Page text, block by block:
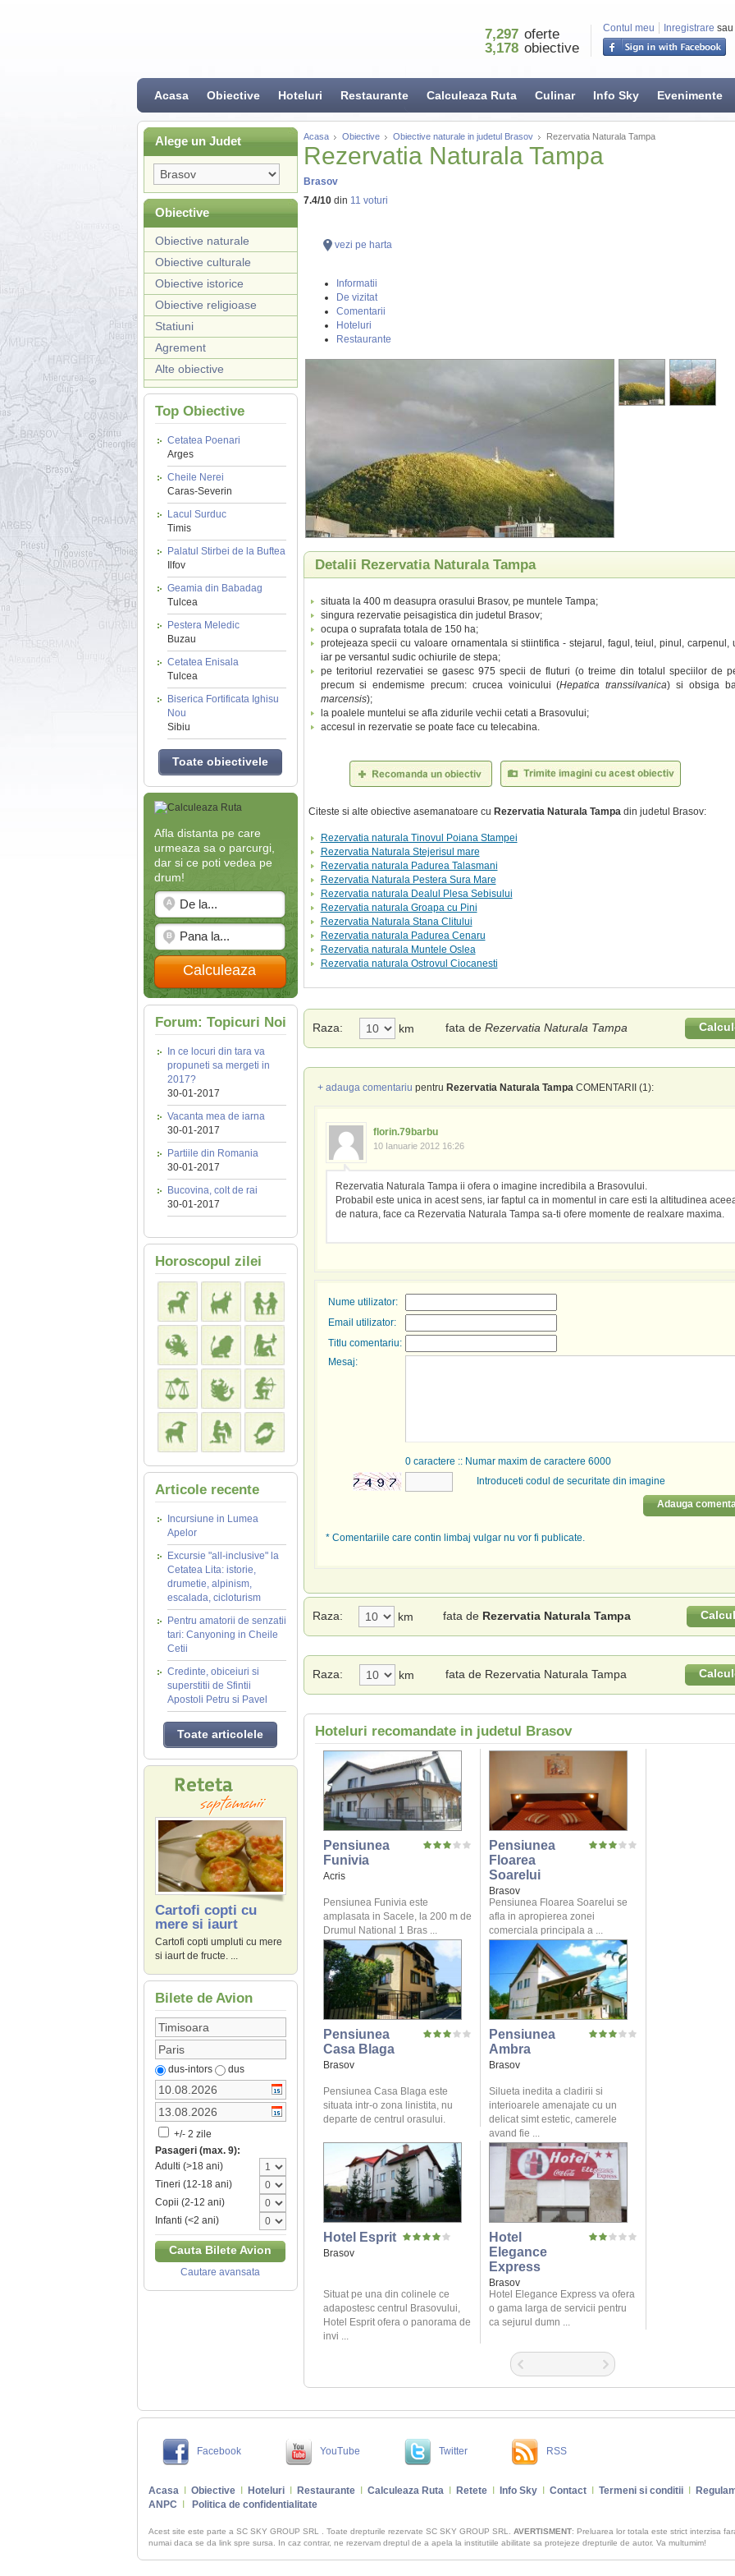
Contul meu Inregistrare sau
7,297 oferte
3,178 obiective
Acasa Obiective Hoteluri Restaurante Calculeaza Ruta Culinar Info Sky Evenimente
Alege un Judet
Obiective
Obiective naturale
Obiective culturale
Obiective istorice
Obiective religioase
Statiuni
Agrement
Alte obiective
Top Obiective
Cetatea Poenari
Arges
Cheile Nerei
Caras-Severin
Lacul Surduc
Timis
Palatul Stirbei de la Buftea
Ilfov
Geamia din Babadag
Tulcea
Pestera Meledic
Buzau
Cetatea Enisala
Tulcea
Biserica Fortificata Ighisu
Nou
Sibiu
Toate obiectivele
Afla distanta pe care
urmeaza sa o parcurgi,
dar si ce poti vedea pe
drum!
Calculeaza
Forum: Topicuri Noi
In ce locuri din tara va
propuneti sa mergeti in
2017?
30-01-2017
Vacanta mea de iarna
30-01-2017
Partiile din Romania
30-01-2017
Bucovina, colt de rai
30-01-2017
Horoscopul zilei
Articole recente
Incursiune in Lumea
Apelor
Excursie "all-inclusive" la
Cetatea Lita: istorie,
drumetie, alpinism,
escalada, cicloturism
Pentru amatorii de senzatii
tari: Canyoning in Cheile
Cetii
Credinte, obiceiuri si
superstitii de Sfintii
Apostoli Petru si Pavel
Toate articolele
Cartofi copti cu
mere si iaurt
Cartofi copti umpluti cu mere
si iaurt de fructe. ...
Bilete de Avion
dus-intors dus
+/- 2 zile
Pasageri (max. 9):
Adulti (>18 ani)
Tineri (12-18 ani)
Copii (2-12 ani)
Infanti (<2 ani)
Cauta Bilete Avion
Cautare avansata
Acasa Obiective Obiective naturale in judetul Brasov Rezervatia Naturala Tampa
Rezervatia Naturala Tampa
Brasov
7.4/10din 11 voturi
vezi pe harta
Informatii
De vizitat
Comentarii
Hoteluri
Restaurante
Detalii Rezervatia Naturala Tampa
situata la 400 m deasupra orasului Brasov, pe muntele Tampa;
singura rezervatie peisagistica din judetul Brasov;
ocupa o suprafata totala de 150 ha;
protejeaza specii cu valoare ornamentala si stiintifica - stejarul, fagul, teiul, pinul, carpenul,
iar pe versantul sudic ochiurile de stepa;
pe teritoriul rezervatiei se gasesc 975 specii de fluturi (o treime din totalul speciilor de
precum si endemisme precum: crucea voinicului (Hepatica transsilvanica) si obsiga
marcensis);
la poalele muntelui se afla zidurile vechii cetati a Brasovului;
accesul in rezervatie se poate face cu telecabina.
Citeste si alte obiective asemanatoare cu Rezervatia Naturala Tampadin judetul Brasov:
Rezervatia naturala Tinovul Poiana Stampei
Rezervatia Naturala Stejerisul mare
Rezervatia naturala Padurea Talasmani
Rezervatia Naturala Pestera Sura Mare
Rezervatia naturala Dealul Plesa Sebisului
Rezervatia naturala Groapa cu Pini
Rezervatia Naturala Stana Clitului
Rezervatia naturala Padurea Cenaru
Rezervatia naturala Muntele Oslea
Rezervatia naturala Ostrovul Ciocanesti
Raza: km fata de Rezervatia Naturala Tampa
+ adauga comentariu pentru Rezervatia Naturala TampaCOMENTARII (1):
florin.79barbu
10 Ianuarie 2012 16:26
Rezervatia Naturala Tampa ii ofera o imagine incredibila a Brasovului.
Probabil este unica in acest sens, iar faptul ca in momentul in care esti la altitudinea
de natura, face ca Rezervatia Naturala Tampa sa-ti ofere momente de realxare maxima.
Nume utilizator:
Email utilizator:
Titlu comentariu:
Mesaj:
0caractere :: Numar maxim de caractere 6000
Introduceti codul de securitate din imagine
Adauga
* Comentariile care contin limbaj vulgar nu vor fi publicate.
Raza: km fata de Rezervatia Naturala Tampa
Raza: km fata de Rezervatia Naturala Tampa
Hoteluri recomandate in judetul Brasov
Pensiunea
Funivia
Acris
Pensiunea Funivia este
amplasata in Sacele, la 200 m de
Drumul National 1 Bras ...
Pensiunea
Floarea
Soarelui
Brasov
Pensiunea Floarea Soarelui se
afla in apropierea zonei
comerciala principala a ...
Pensiunea
Casa Blaga
Brasov
Pensiunea Casa Blaga este
situata intr-o zona linistita, nu
departe de centrul orasului.
Pensiunea
Ambra
Brasov
Silueta inedita a cladirii si
interioarele amenajate cu un
delicat simt estetic, camerele
avand fie ...
Hotel Esprit
Brasov
Situat pe una din colinele ce
adapostesc centrul Brasovului,
Hotel Esprit ofera o panorama de
invi ...
Hotel
Elegance
Express
Brasov
Hotel Elegance Express va ofera
o gama larga de servicii pentru
ca sejurul dumn ...
Facebook YouTube Twitter RSS
AcasaI ObiectiveI HoteluriI RestauranteI Calculeaza RutaI ReteteI Info SkyI ContactI Termeni si conditiiI
ANPC
Politica de confidentialitate
Acest site este parte a SC SKY GROUP SRL . Toate drepturile rezervate SC SKY GROUP SRL. AVERTISMENT: Preluarea lor totala este strict interzisa
numai daca se da link spre sursa. In caz contrar, ne rezervam dreptul de a apela la institutiile abilitate sa protejeze drepturile de autor. Va multumim!